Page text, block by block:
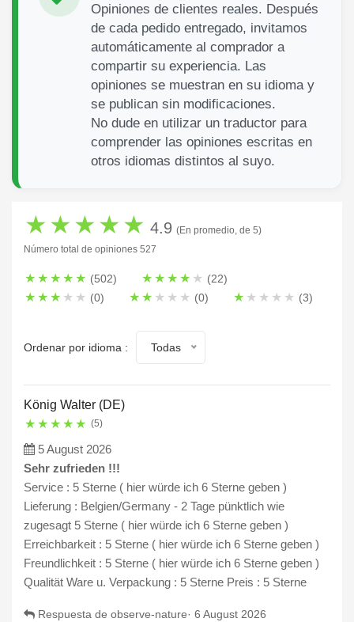
Opiniones de clientes reales. Después
de cada pedido entregado, invitamos
automáticamente al comprador a
compartir su experiencia. Las
opiniones se muestran en su idioma y
se publican sin modificaciones.
No dude en utilizar un traductor para
comprender las opiniones escritas en
otros idiomas distintos al suyo.
★★★★★ 4.9 (En promedio, de 5)
Número total de opiniones 527
★ ★ ★ ★ ★ (502) ★ ★ ★ ★ ★ (22)
★ ★ ★ ★ ★ (0) ★ ★ ★ ★ ★ (0) ★ ★ ★ ★ ★ (3)
Ordenar por idioma : Todas
König Walter (DE)
★ ★ ★ ★ ★ (5)
5 August 2026
Sehr zufrieden !!!
Service : 5 Sterne ( hier würde ich 6 Sterne geben )
Lieferung : Belgien/Germany - 2 Tage pünktlich wie
zugesagt 5 Sterne ( hier würde ich 6 Sterne geben )
Erreichbarkeit : 5 Sterne ( hier würde ich 6 Sterne geben )
Freundlichkeit : 5 Sterne ( hier würde ich 6 Sterne geben )
Qualität Ware u. Verpackung : 5 Sterne Preis : 5 Sterne
Respuesta de observe-nature· 6 August 2026